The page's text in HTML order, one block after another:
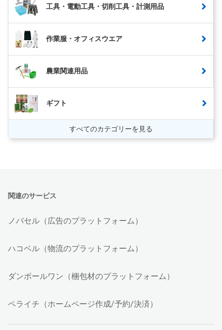
工具・電動工具・切削工具・計測用品
作業服・オフィスウエア
農業関連用品
ギフト
すべてのカテゴリーを見る
関連のサービス
ノバセル（広告のプラットフォーム）
ハコベル（物流のプラットフォーム）
ダンボールワン（梱包材のプラットフォーム）
ペライチ（ホームページ作成/予約/決済）